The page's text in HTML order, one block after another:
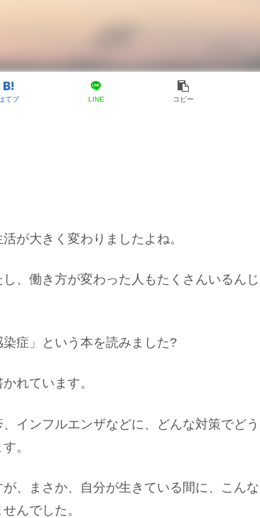
てブ LINE コピー
が大きく変わりましたよね。
、働き方が変わった人もたくさんいるんじ
症」という本を読みました?
れています。
インフルエンザなどに、どんな対策でどう
。
、まさか、自分が生きている間に、こんな
んでした。